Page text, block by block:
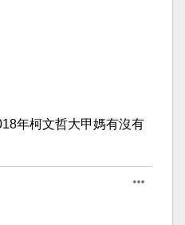
年柯文哲大甲媽有沒有